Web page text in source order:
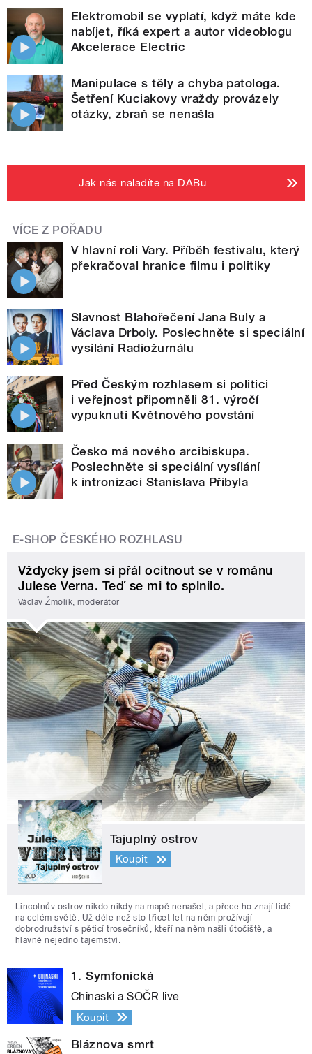
Elektromobil se vyplatí, když máte kde
nabíjet, říká expert a autor videoblogu
Akcelerace Electric
Manipulace s těly a chyba patologa.
Šetření Kuciakovy vraždy provázely
otázky, zbraň se nenašla
Jak nás naladíte na DABu
VÍCE Z POŘADU
V hlavní roli Vary. Příběh festivalu, který
překračoval hranice filmu i politiky
Slavnost Blahořečení Jana Buly a
Václava Drboly. Poslechněte si speciální
vysílání Radiožurnálu
Před Českým rozhlasem si politici
i veřejnost připomněli 81. výročí
vypuknutí Květnového povstání
Česko má nového arcibiskupa.
Poslechněte si speciální vysílání
k intronizaci Stanislava Přibyla
E-SHOP ČESKÉHO ROZHLASU
Vždycky jsem si přál ocitnout se v románu
Julese Verna. Teď se mi to splnilo.
Václav Žmolík, moderátor
Tajuplný ostrov
Koupit
Lincolnův ostrov nikdo nikdy na mapě nenašel, a přece ho znají lidé
na celém světě. Už déle než sto třicet let na něm prožívají
dobrodružství s pěticí trosečníků, kteří na něm našli útočiště, a
hlavně nejedno tajemství.
1. Symfonická
Chinaski a SOČR live
Koupit
Bláznova smrt